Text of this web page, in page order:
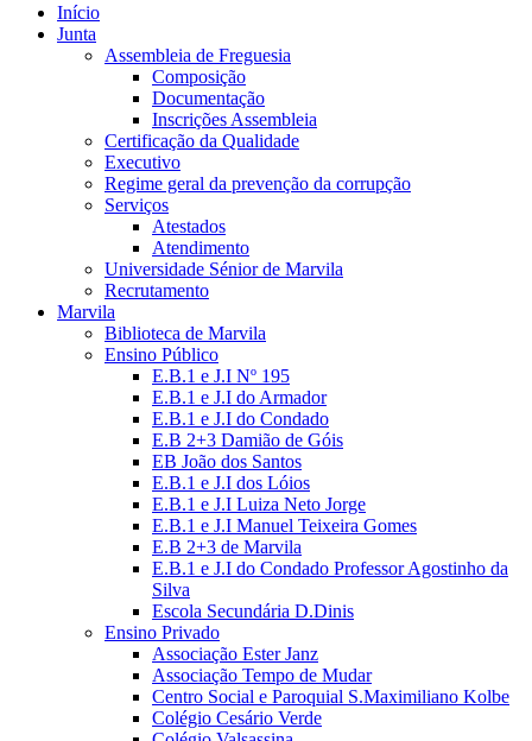
Início
Junta
Assembleia de Freguesia
Composição
Documentação
Inscrições Assembleia
Certificação da Qualidade
Executivo
Regime geral da prevenção da corrupção
Serviços
Atestados
Atendimento
Universidade Sénior de Marvila
Recrutamento
Marvila
Biblioteca de Marvila
Ensino Público
E.B.1 e J.I Nº 195
E.B.1 e J.I do Armador
E.B.1 e J.I do Condado
E.B 2+3 Damião de Góis
EB João dos Santos
E.B.1 e J.I dos Lóios
E.B.1 e J.I Luiza Neto Jorge
E.B.1 e J.I Manuel Teixeira Gomes
E.B 2+3 de Marvila
E.B.1 e J.I do Condado Professor Agostinho da
Silva
Escola Secundária D.Dinis
Ensino Privado
Associação Ester Janz
Associação Tempo de Mudar
Centro Social e Paroquial S.Maximiliano Kolbe
Colégio Cesário Verde